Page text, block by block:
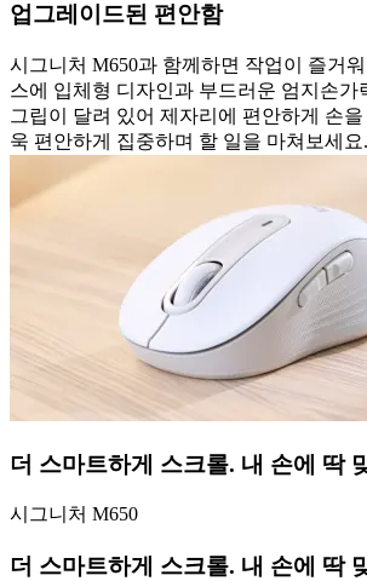
업그레이드된 편안함
시그니처 M650과 함께하면 작업이 즐거
스에 입체형 디자인과 부드러운 엄지손가
그립이 달려 있어 제자리에 편안하게 손
욱 편안하게 집중하며 할 일을 마쳐보세요.
더 스마트하게 스크롤. 내 손에 딱
시그니처 M650
더 스마트하게 스크롤. 내 손에 딱